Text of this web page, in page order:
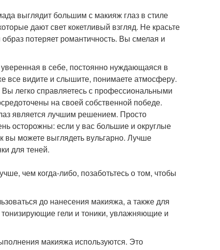
выглядит большим с макияж глаз в стиле
дают свет кокетливый взгляд. Не красьте
потеряет романтичность. Вы смелая и
в себе, постоянно нуждающаяся в
все видите и слышите, понимаете атмосферу.
легко справляетесь с профессиональными
на своей собственной победе.
является лучшим решением. Просто
осторожны: если у вас большие и округлые
вы можете выглядеть вульгарно. Лучше
для теней.
чем когда-либо, позаботьтесь о том, чтобы
до нанесения макияжа, а также для
гели и тоники, увлажняющие и
макияжа используются. Это